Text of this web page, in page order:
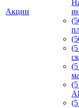
Акции